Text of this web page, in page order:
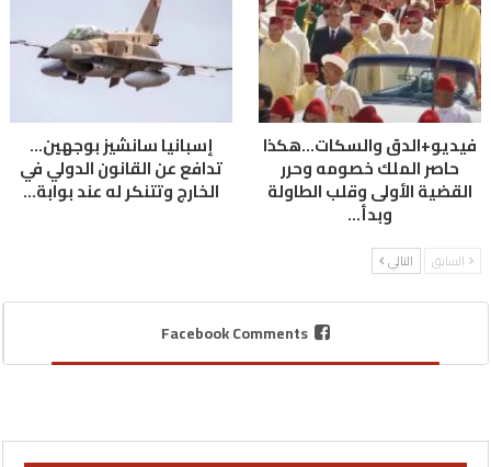
فيديو+الدق والسكات…هكذا
حاصر الملك خصومه وحرر
القضية الأولى وقلب الطاولة
وبدأ…
إسبانيا سانشيز بوجهين…
تدافع عن القانون الدولي في
الخارج وتتنكر له عند بوابة…
السابق التالي
Facebook Comments